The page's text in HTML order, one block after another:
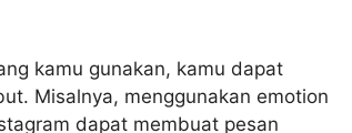
kamu gunakan, kamu dapat
Misalnya, menggunakan emotion
dapat membuat pesan